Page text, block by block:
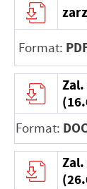
Format:
Zal.
Format:
Zal.
internetowej.
stronach
partnerami
w
postaci